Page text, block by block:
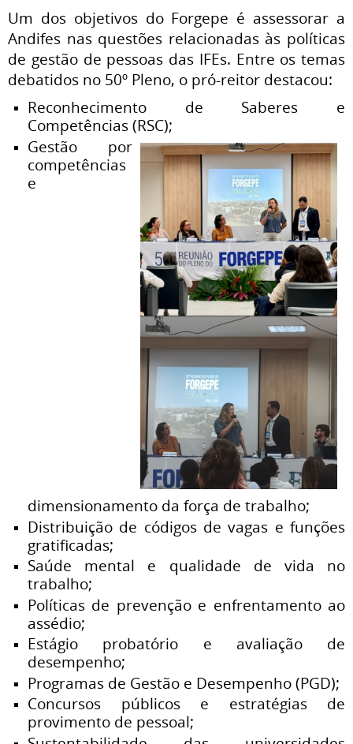
Um dos objetivos do Forgepe é assessorar a
Andifes nas questões relacionadas às políticas
de gestão de pessoas das IFEs. Entre os temas
debatidos no 50º Pleno, o pró-reitor destacou:
Reconhecimento de Saberes e
Competências (RSC);
Gestão por
competências
e
dimensionamento da força de trabalho;
Distribuição de códigos de vagas e funções
gratificadas;
Saúde mental e qualidade de vida no
trabalho;
Políticas de prevenção e enfrentamento ao
assédio;
Estágio probatório e avaliação de
desempenho;
Programas de Gestão e Desempenho (PGD);
Concursos públicos e estratégias de
provimento de pessoal;